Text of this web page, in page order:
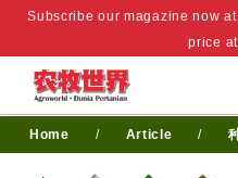
Subscribe our magazine now
price
Home / Article /